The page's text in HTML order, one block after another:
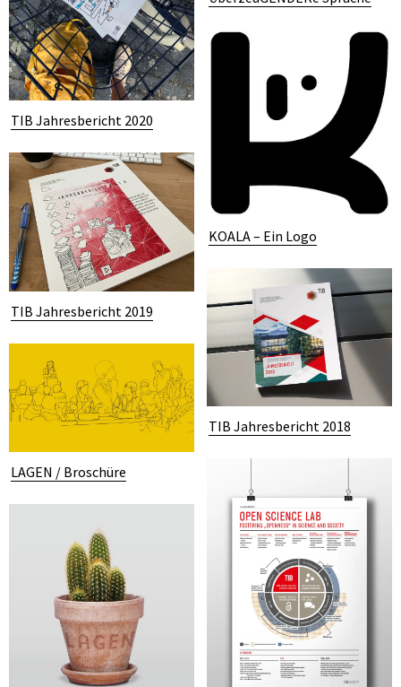
TIB Jahresbericht 2020
KOALA – Ein Logo
TIB Jahresbericht 2019
TIB Jahresbericht 2018
LAGEN / Broschüre